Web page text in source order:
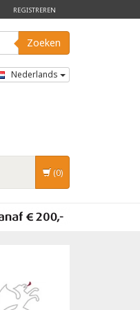
REGISTREREN
Zoeken
Nederlands
(0)